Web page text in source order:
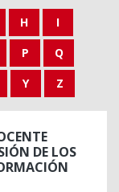
H
I
P
Q
Y Z
DE LOS